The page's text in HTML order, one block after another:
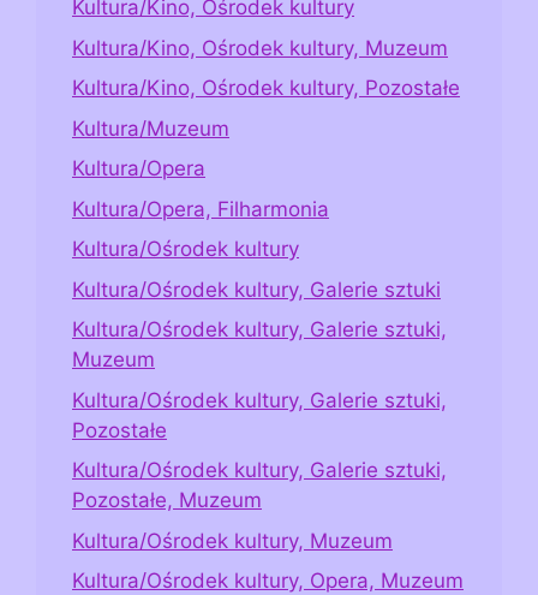
Kultura/Kino, Ośrodek kultury
Kultura/Kino, Ośrodek kultury, Muzeum
Kultura/Kino, Ośrodek kultury, Pozostałe
Kultura/Muzeum
Kultura/Opera
Kultura/Opera, Filharmonia
Kultura/Ośrodek kultury
Kultura/Ośrodek kultury, Galerie sztuki
Kultura/Ośrodek kultury, Galerie sztuki,
Muzeum
Kultura/Ośrodek kultury, Galerie sztuki,
Pozostałe
Kultura/Ośrodek kultury, Galerie sztuki,
Pozostałe, Muzeum
Kultura/Ośrodek kultury, Muzeum
Kultura/Ośrodek kultury, Opera, Muzeum